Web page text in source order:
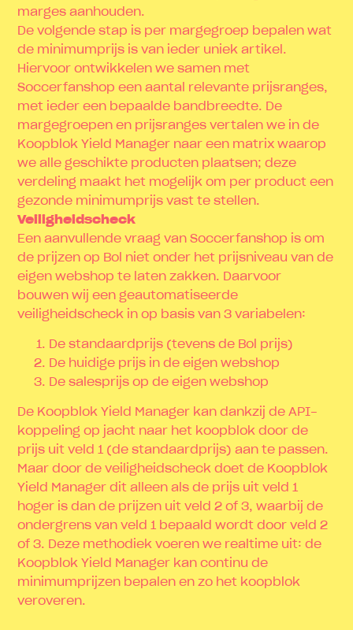
marges aanhouden.
De volgende stap is per margegroep bepalen wat
de minimumprijs is van ieder uniek artikel.
Hiervoor ontwikkelen we samen met
Soccerfanshop een aantal relevante prijsranges,
met ieder een bepaalde bandbreedte. De
margegroepen en prijsranges vertalen we in de
Koopblok Yield Manager naar een matrix waarop
we alle geschikte producten plaatsen; deze
verdeling maakt het mogelijk om per product een
gezonde minimumprijs vast te stellen.
Veiligheidscheck
Een aanvullende vraag van Soccerfanshop is om
de prijzen op Bol niet onder het prijsniveau van de
eigen webshop te laten zakken. Daarvoor
bouwen wij een geautomatiseerde
veiligheidscheck in op basis van 3 variabelen:
De standaardprijs (tevens de Bol prijs)
De huidige prijs in de eigen webshop
De salesprijs op de eigen webshop
De Koopblok Yield Manager kan dankzij de API-
koppeling op jacht naar het koopblok door de
prijs uit veld 1 (de standaardprijs) aan te passen.
Maar door de veiligheidscheck doet de Koopblok
Yield Manager dit alleen als de prijs uit veld 1
hoger is dan de prijzen uit veld 2 of 3, waarbij de
ondergrens van veld 1 bepaald wordt door veld 2
of 3. Deze methodiek voeren we realtime uit: de
Koopblok Yield Manager kan continu de
minimumprijzen bepalen en zo het koopblok
veroveren.